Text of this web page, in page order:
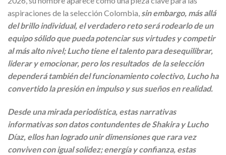
aspiraciones de la selección Colombia, sin embargo, más allá
del brillo individual, el verdadero reto será rodearlo de un
equipo sólido que pueda potenciar sus virtudes y competir
al más alto nivel; Lucho tiene el talento para desequilibrar,
liderar y emocionar, pero los resultados de la selección
dependerá también del funcionamiento colectivo, Lucho ha
convertido la presión en impulso y sus sueños en realidad.
Desde una mirada periodística, estas narrativas
informativas son datos contundentes de Shakira y Lucho
Díaz, ellos han logrado unir dimensiones que rara vez
conviven con igual solidez; energía y confianza, estas